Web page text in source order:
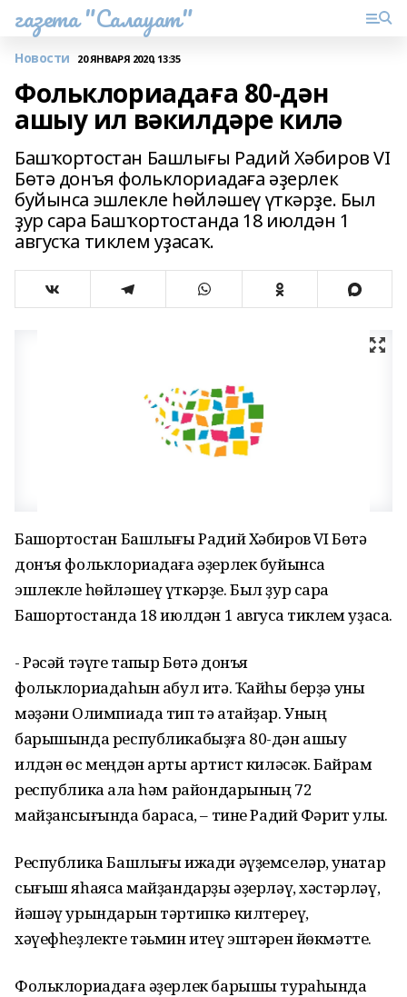
газета "Салауат"
Новости 20 ЯНВАРЯ 2020, 13:35
Фольклориадаға 80-дән
ашыу ил вәкилдәре килә
Башҡортостан Башлығы Радий Хәбиров VI
Бөтә донъя фольклориадаға әҙерлек
буйынса эшлекле һөйләшеү үткәрҙе. Был
ҙур сара Башҡортостанда 18 июлдән 1
авгусҡа тиклем уҙасаҡ.
Башҡортостан Башлығы Радий Хәбиров VI Бөтә
донъя фольклориадаға әҙерлек буйынса
эшлекле һөйләшеү үткәрҙе. Был ҙур сара
Башҡортостанда 18 июлдән 1 авгусҡа тиклем уҙасаҡ.
- Рәсәй тәүге тапҡыр Бөтә донъя
фольклориадаһын ҡабул итә. Ҡайһы берҙә уны
мәҙәни Олимпиада тип тә атайҙар. Уның
барышында республикабыҙға 80-дән ашыу
илдән өс меңдән артыҡ артист киләсәк. Байрам
республика ҡала һәм райондарының 72
майҙансығында барасаҡ, – тине Радий Фәрит улы.
Республика Башлығы ижади әүҙемселәр, ҡунаҡтар
сығыш яһаясаҡ майҙандарҙы әҙерләү, хәстәрләү,
йәшәү урындарын тәртипкә килтереү,
хәүефһеҙлекте тәьмин итеү эштәрен йөкмәтте.
Фольклориадаға әҙерлек барышы тураһында